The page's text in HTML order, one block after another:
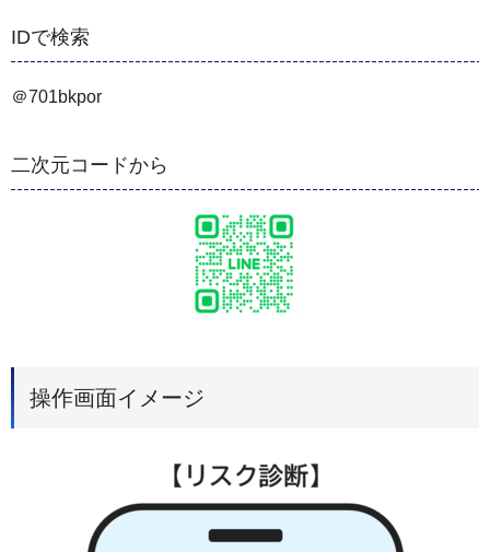
IDで検索
＠701bkpor
二次元コードから
操作画面イメージ